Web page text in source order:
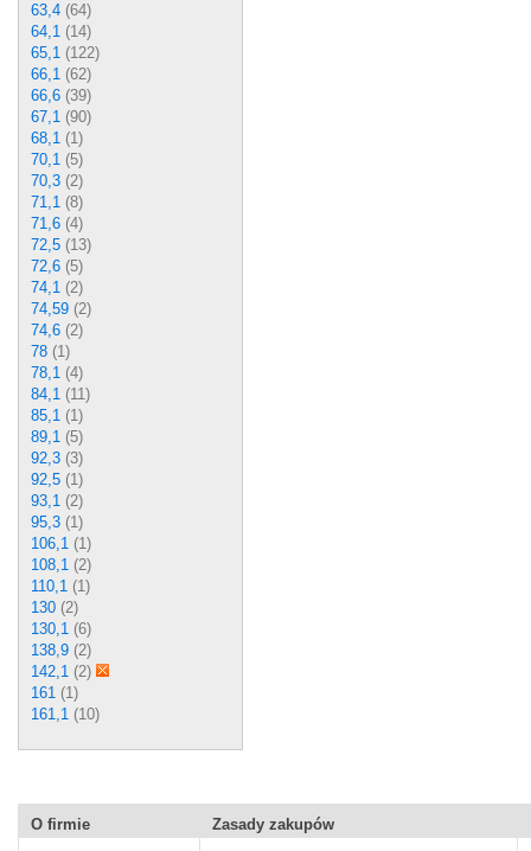
63,4 (64)
64,1 (14)
65,1 (122)
66,1 (62)
66,6 (39)
67,1 (90)
68,1 (1)
70,1 (5)
70,3 (2)
71,1 (8)
71,6 (4)
72,5 (13)
72,6 (5)
74,1 (2)
74,59 (2)
74,6 (2)
78 (1)
78,1 (4)
84,1 (11)
85,1 (1)
89,1 (5)
92,3 (3)
92,5 (1)
93,1 (2)
95,3 (1)
106,1 (1)
108,1 (2)
110,1 (1)
130 (2)
130,1 (6)
138,9 (2)
142,1 (2)
161 (1)
161,1 (10)
O firmie
Zasady zakupów